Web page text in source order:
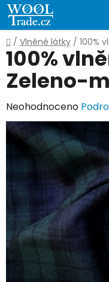
Přejít
na
obsah
Domů
/ Vlněné látky / 100%
100%
Zeleno-
Průměrné
hodnocení
produktu
z
hvězdiček.
Neohodnoceno